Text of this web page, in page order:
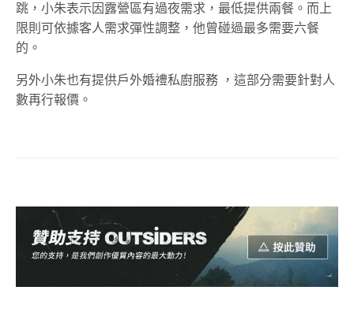
跳，小朱表示因露營區有過夜需求，最低提供兩餐。而上
限則可依據客人需求彈性調整，他曾碰過最多需要六餐
的。
另外小朱也有提供戶外婚禮私廚服務 ，這部分需要針對人
數再行報價。